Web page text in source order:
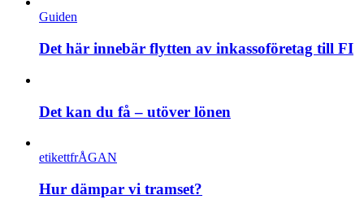
Guiden
Det här innebär flytten av inkassoföretag till FI
Det kan du få – utöver lönen
etikettfrÅGAN
Hur dämpar vi tramset?